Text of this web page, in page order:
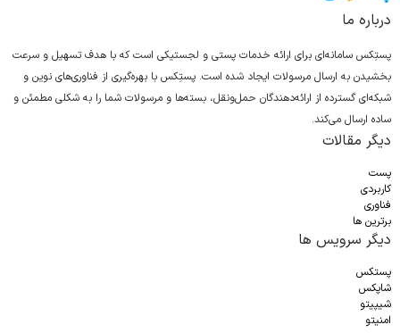
درباره ما
پستِکس سامانه‌ای برای ارائه خدمات پستی و لجستیکی است که با هدف تسهیل و سرعت
بخشیدن به ارسال مرسولات ایجاد شده است. پستِکس با بهره‌گیری از فناوری‌های نوین و
شبکه‌ای گسترده از ارائه‌دهندگان حمل‌ونقل، بسته‌ها و مرسولات شما را به شکلی مطمئن و
ساده ارسال می‌کند.
دیگر مقالات
پست
کاربردی
فناوری
برترین ها
دیگر سرویس ها
پستکس
شاپکس
شیپیتو
امنیتو